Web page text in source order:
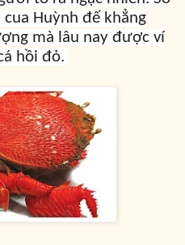
Huỳnh đế khẳng
mà lâu nay được ví
hồi đỏ.